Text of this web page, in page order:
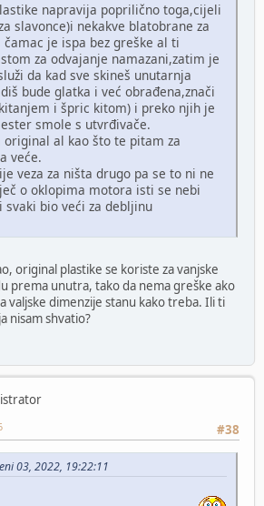
napravija poprilično toga,cijeli
slavonce)i nekakve blatobrane za
je ispa bez greške al ti
za odvajanje namazani,zatim je
da kad sve skineš unutarnja
bude glatka i već obrađena,znači
i špric kitom) i preko njih je
smole s utvrđivače.
original al kao što te pitam za
veće.
veza za ništa drugo pa se to ni ne
o oklopima motora isti se nebi
bio veći za debljinu
original plastike se koriste za vanjske
prema unutra, tako da nema greške ako
valjske dimenzije stanu kako treba. Ili ti
nisam shvatio?
#38
03, 2022, 19:22:11